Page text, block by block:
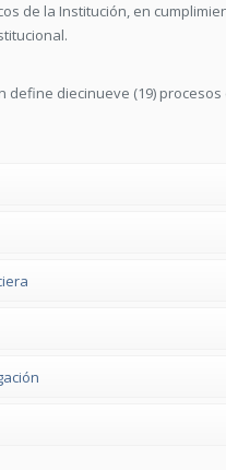
de la Institución, en
diecinueve (19)